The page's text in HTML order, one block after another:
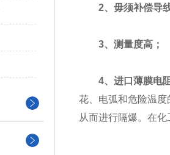
2、毋须补偿导线
3、测量度高；
4、进口薄膜电阻
花、电弧和危险温
从而进行隔爆。在